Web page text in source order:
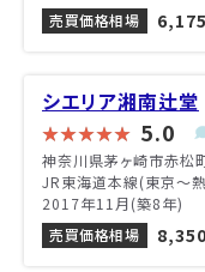
売買価格相場
シエリア湘南辻堂
5.0
神奈川県茅ヶ崎市赤松
JR東海道本線(東京～熱
2017年11月(築8年)
売買価格相場